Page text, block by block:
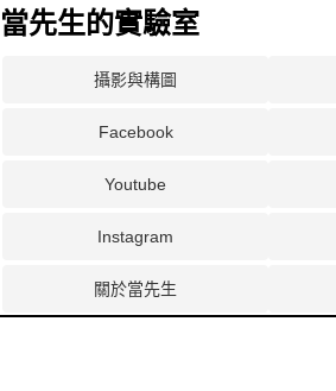
當先生的實驗室
攝影與構圖
Facebook
Youtube
Instagram
關於當先生